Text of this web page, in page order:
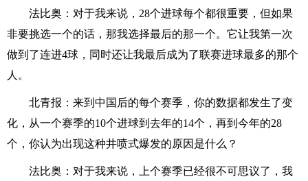
法比奥：对于我来说，28个进球每个都很重要，但如果
非要挑选一个的话，那我选择最后的那一个。它让我第一次
做到了连进4球，同时还让我最后成为了联赛进球最多的那个
人。
北青报：来到中国后的每个赛季，你的数据都发生了变
化，从一个赛季的10个进球到去年的14个，再到今年的28
个，你认为出现这种井喷式爆发的原因是什么？
法比奥：对于我来说，上个赛季已经很不可思议了，我